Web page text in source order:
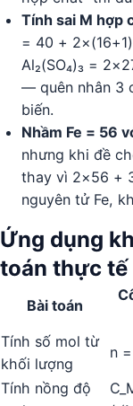
Tính sai M hợp
= 40 +
Al₂(SO₄)₃ =
— quên nhân 3
biến.
Nhầm Fe = 56
nhưng khi đề
thay vì 2×56 +
nguyên tử Fe,
Ứng dụng
toán thực tế
Bài toán
Tính số mol từ
khối lượng
n
Tính nồng độ